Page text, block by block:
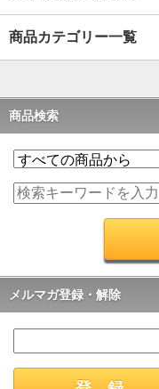
商品カテゴリー一覧
商品検索
メルマガ登録・解除